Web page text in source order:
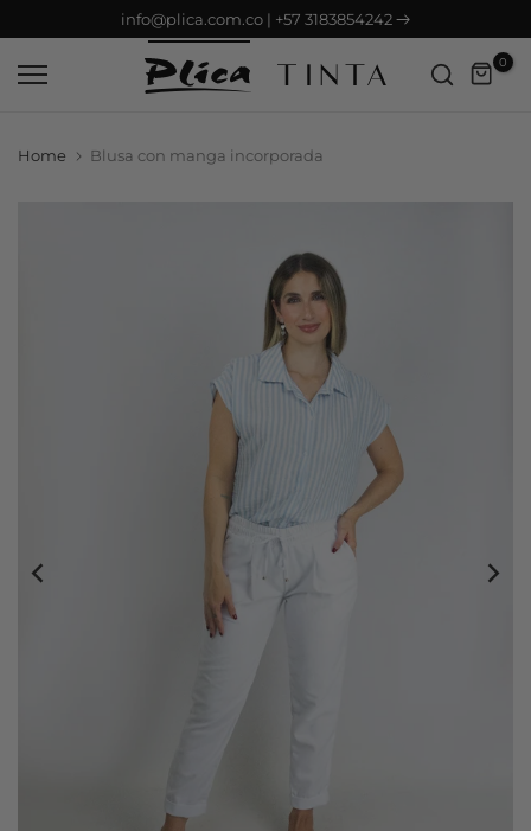
Envío GRATIS desde $150.000
0
Home Blusa con manga incorporada